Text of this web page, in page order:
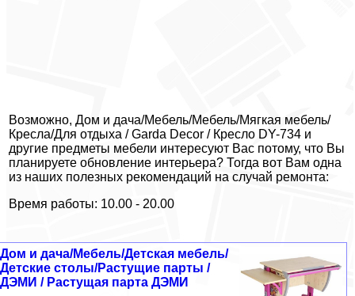
Возможно, Дом и дача/Мебель/Мебель/Мягкая мебель/
Кресла/Для отдыха / Garda Decor / Кресло DY-734 и
другие предметы мебели интересуют Вас потому, что Вы
планируете обновление интерьера? Тогда вот Вам одна
из наших полезных рекомендаций на случай ремонта:
Время работы: 10.00 - 20.00
Дом и дача/Мебель/Детская мебель/
Детские столы/Растущие парты /
ДЭМИ / Растущая парта ДЭМИ